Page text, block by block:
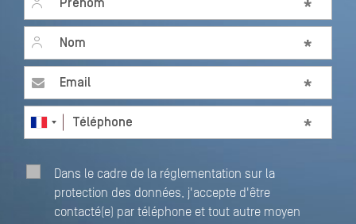
Last name
Email *
Téléphone*
Dans le cadre de la réglementation sur la
protection des données, j'accepte d'être
contacté(e) par téléphone et tout autre moyen